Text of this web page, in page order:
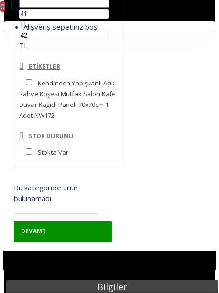
0
Alışveriş sepetiniz boş!
TL
TL
ETIKETLER
Kendinden Yapışkanlı Açık
Kahve Köşesi Mutfak Salon Kafe
Duvar Kağıdı Paneli 70x70cm 1
Adet NW172
STOK DURUMU
Stokta Var
Bu kategoride ürün
bulunamadı.
DEVAM
Bilgiler